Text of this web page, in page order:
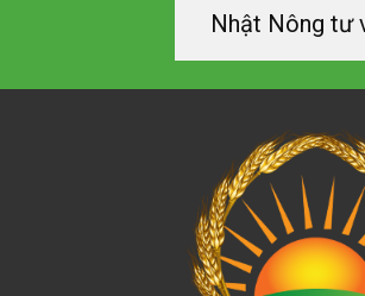
Nhật Nông tư